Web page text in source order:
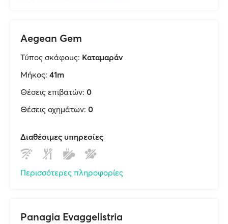
Aegean Gem
Τύπος σκάφους: Καταμαράν
Μήκος: 41m
Θέσεις επιβατών: 0
Θέσεις οχημάτων: 0
Διαθέσιμες υπηρεσίες
Περισσότερες πληροφορίες
Panagia Evaggelistria